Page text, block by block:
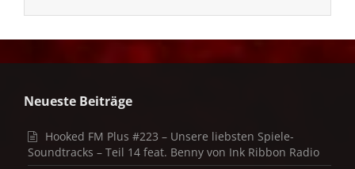
Neueste Beiträge
Hooked FM Plus #223 – Unsere liebsten Spiele-
Soundtracks – Teil 14 feat. Benny von Ink Ribbon Radio